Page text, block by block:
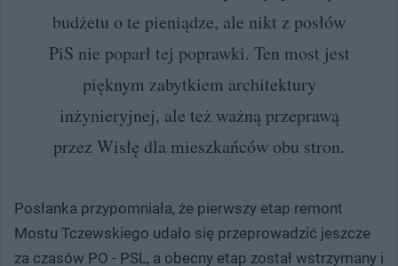
budżetu o te pieniądze, ale nikt z posłów
PiS nie poparł tej poprawki. Ten most jest
pięknym zabytkiem architektury
inżynieryjnej, ale też ważną przeprawą
przez Wisłę dla mieszkańców obu stron.
Posłanka przypomniała, że pierwszy etap remont
Mostu Tczewskiego udało się przeprowadzić jeszcze
za czasów PO - PSL, a obecny etap został wstrzymany i